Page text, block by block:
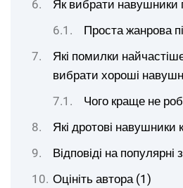
Як вибрати навушники
Проста жанрова
Які помилки
вибрати хороші
Чого краще не
Які дротові навушники
Відповіді на
Оцініть автора (1)